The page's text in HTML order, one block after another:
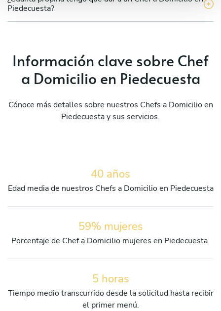
Piedecuesta?
Información clave sobre Chef
a Domicilio en Piedecuesta
Cónoce más detalles sobre nuestros Chefs a Domicilio en
Piedecuesta y sus servicios.
40 años
Edad media de nuestros Chefs a Domicilio en Piedecuesta
59% mujeres
Porcentaje de Chef a Domicilio mujeres en Piedecuesta.
5 horas
Tiempo medio transcurrido desde la solicitud hasta recibir
el primer menú.